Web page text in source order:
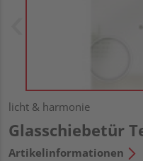
licht & harmonie
Glasschiebetür
Artikelinformationen